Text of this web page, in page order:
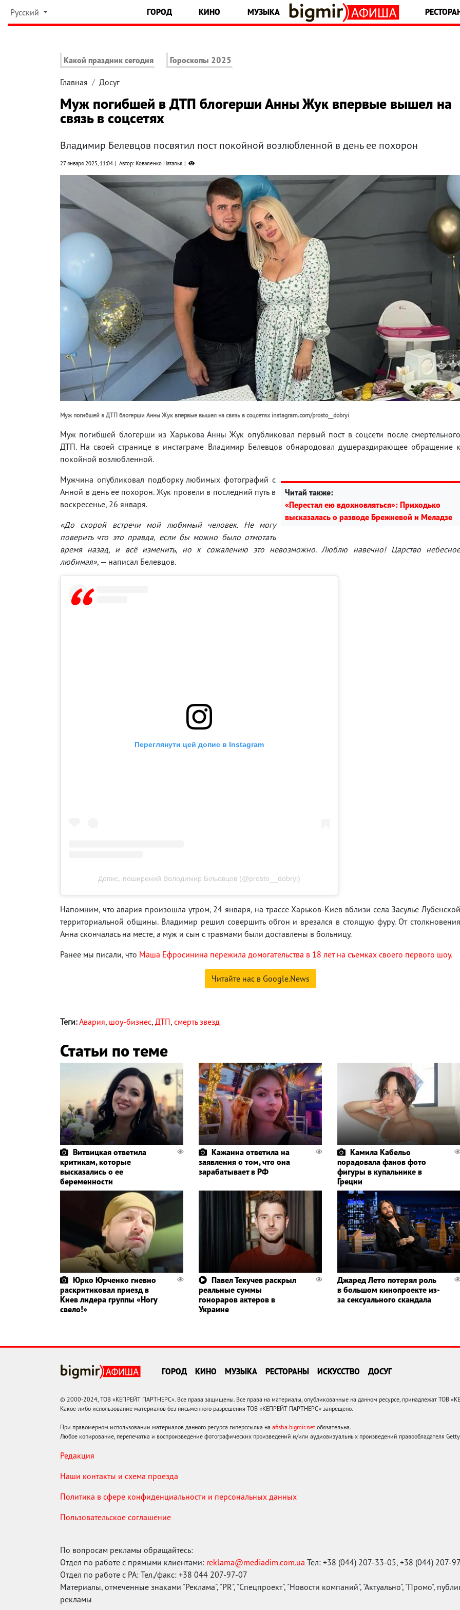
Русский ГОРОД КИНО МУЗЫКА
Какой праздник сегодня Гороскопы 2025
Главная Досуг
Муж погибшей в ДТП блогерши Анны Жук впервые вышел на
связь в соцсетях
Владимир Белевцов посвятил пост покойной возлюбленной в день ее похорон
27 января 2025, 11:04 Автор: Коваленко Наталья
Муж погибшей в ДТП блогерши Анны Жук впервые вышел на связь в соцсетях instagram.com/prosto__dobryi
Муж погибшей блогерши из Харькова Анны Жук опубликовал первый пост в соцсети после смертельного
ДТП. На своей странице в инстаграме Владимир Белевцов обнародовал душераздирающее обращение к
покойной возлюбленной.
Читай также:
«Перестал ею вдохновляться»: Приходько
высказалась о разводе Брежневой и Меладзе
Мужчина опубликовал подборку любимых фотографий с
Анной в день ее похорон. Жук провели в последний путь в
воскресенье, 26 января.
«До скорой встречи мой любимый человек. Не могу
поверить что это правда, если бы можно было отмотать
время назад, и всё изменить, но к сожалению это невозможно. Люблю навечно! Царство небесное
любимая», — написал Белевцов.
Переглянути цей допис в Instagram
Допис, поширений Володимир Більовцов (@prosto__dobryi)
Напомним, что авария произошла утром, 24 января, на трассе Харьков-Киев вблизи села Засулье Лубенской
территориальной общины. Владимир решил совершить обгон и врезался в стоящую фуру. От столкновения
Анна скончалась на месте, а муж и сын с травмами были доставлены в больницу.
Ранее мы писали, что Маша Ефросинина пережила домогательства в 18 лет на съемках своего первого шоу.
Читайте нас в Google.News
Теги:Авария, шоу-бизнес, ДТП, смерть звезд
Статьи по теме
Витвицкая ответила
критикам, которые
высказались о ее
беременности
Кажанна ответила на
заявления о том, что она
зарабатывает в РФ
Камила Кабельо
порадовала фанов фото
фигуры в купальнике в
Греции
Юрко Юрченко гневно
раскритиковал приезд в
Киев лидера группы «Ногу
свело!»
Павел Текучев раскрыл
реальные суммы
гонораров актеров в
Украине
Джаред Лето потерял роль
в большом кинопроекте из-
за сексуального скандала
ГОРОД КИНО МУЗЫКА РЕСТОРАНЫ ИСКУССТВО ДОСУГ
© 2000-2024, ТОВ «КЕПРЕЙТ ПАРТНЕРС». Все права защищены. Все права на материалы, опубликованные на данном ресурсе, принадлежат ТОВ
Какое-либо использование материалов без письменного разрешения ТОВ «КЕПРЕЙТ ПАРТНЕРС» запрещено.
При правомерном использовании материалов данного ресурса гиперссылка на afisha.bigmir.net обязательна.
Любое копирование, перепечатка и воспроизведение фотографических произведений и/или аудиовизуальных произведений правообладателя
Редакция
Наши контакты и схема проезда
Политика в сфере конфиденциальности и персональных данных
Пользовательское соглашение
По вопросам рекламы обращайтесь:
Отдел по работе с прямыми клиентами: reklama@mediadim.com.ua Тел: +38 (044) 207-33-05, +38 (044) 207-
Отдел по работе с РА: Тел./факс: +38 044 207-97-07
Материалы, отмеченные знаками "Реклама", "PR", "Спецпроект", "Новости компаний", "Актуально", "Промо",
рекламы